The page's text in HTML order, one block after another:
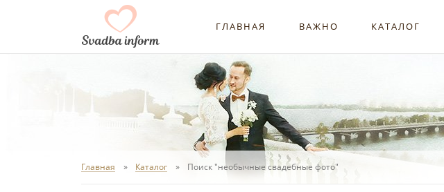
ГЛАВНАЯ ВАЖНО КАТАЛОГ
Главная Каталог Поиск "необычные свадебные фото"